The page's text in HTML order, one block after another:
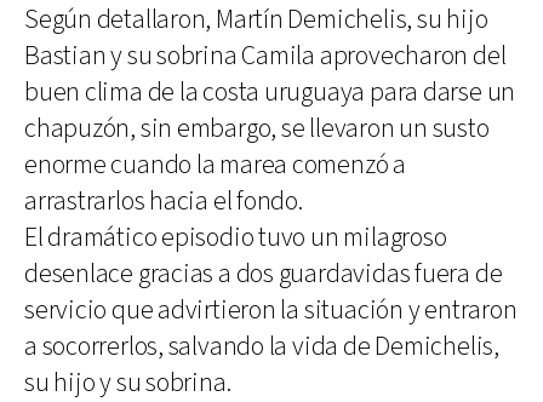
Según detallaron, Martín Demichelis, su hijo
Bastian y su sobrina Camila aprovecharon del
buen clima de la costa uruguaya para darse un
chapuzón, sin embargo, se llevaron un susto
enorme cuando la marea comenzó a
arrastrarlos hacia el fondo.
El dramático episodio tuvo un milagroso
desenlace gracias a dos guardavidas fuera de
servicio que advirtieron la situación y entraron
a socorrerlos, salvando la vida de Demichelis,
su hijo y su sobrina.